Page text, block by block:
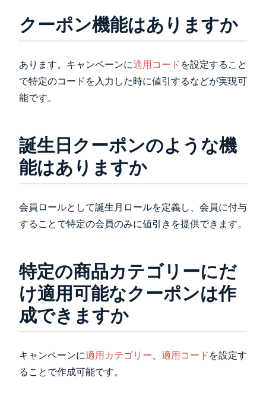
クーポン機能はありますか
あります。キャンペーンに適用コード を設定すること
で特定のコードを入力した時に値引するなどが実現可
能です。
誕生日クーポンのような機
能はありますか
会員ロールとして誕生月ロールを定義し、会員に付与
することで特定の会員のみに値引きを提供できます。
特定の商品カテゴリーにだ
け適用可能なクーポンは作
成できますか
キャンペーンに適用カテゴリー、 適用コード を設定す
ることで作成可能です。